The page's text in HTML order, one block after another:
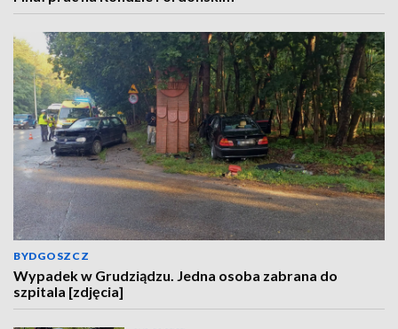
BYDGOSZCZ
Wypadek w Grudziądzu. Jedna osoba zabrana do
szpitala [zdjęcia]